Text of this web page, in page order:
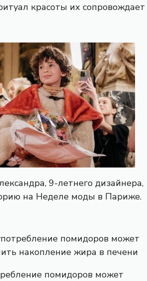
красоты их сопровождает
9-летнего дизайнера,
на Неделе моды в Париже.
помидоров может